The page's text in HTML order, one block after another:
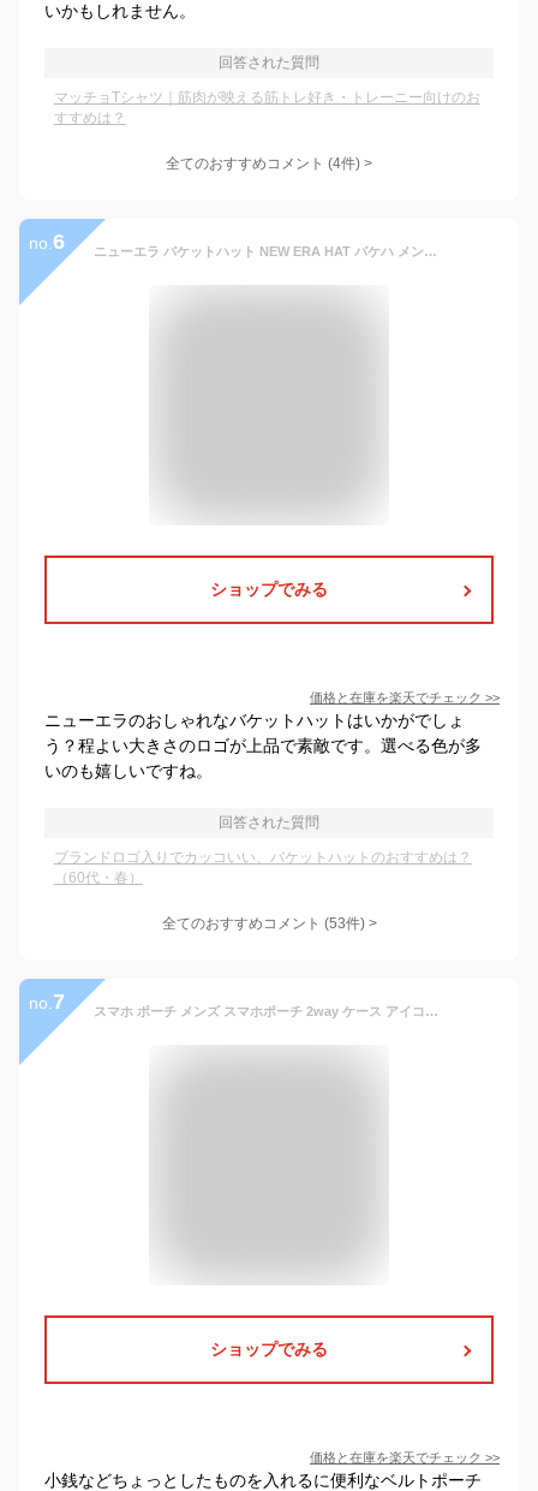
いかもしれません。
回答された質問
マッチョTシャツ｜筋肉が映える筋トレ好き・トレーニー向けのお
すすめは？
全てのおすすめコメント (4件) >
no. 6 ニューエラ バケットハット NEW ERA HAT バケハ メンズ レディース 帽子 Bucket-01 無地 シンプル ベーシック 黒 白 ベージュ ブランド 深め おしゃれ かっこいい 人気 春 夏 秋 冬 オールシーズン ニューエラー 大きい 小さい サイズ
ショップでみる
価格と在庫を楽天でチェック >>
ニューエラのおしゃれなバケットハットはいかがでしょ
う？程よい大きさのロゴが上品で素敵です。選べる色が多
いのも嬉しいですね。
回答された質問
ブランドロゴ入りでカッコいい、バケットハットのおすすめは？
（60代・春）
全てのおすすめコメント (53件) >
no. 7 スマホ ポーチ メンズ スマホポーチ 2way ケース アイコス ウエストポーチ 腰 スマホバッグ 男性用 スマートフォン 電子タバコ ケース iphone16 17 ベルトポーチ 携帯 カラビナ 煙草ケース たばこケース PUレザー VINT-BELT 父の日 プレゼント ギフト
ショップでみる
価格と在庫を楽天でチェック >>
小銭などちょっとしたものを入れるに便利なベルトポーチ